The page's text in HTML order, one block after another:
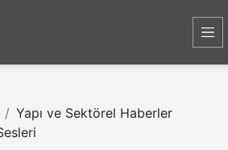
Yapı ve Sektörel Haberler